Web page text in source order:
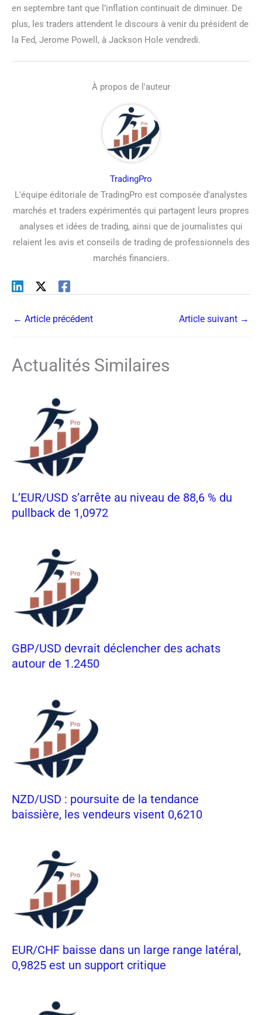
en septembre tant que l’inflation continuait de diminuer. De
plus, les traders attendent le discours à venir du président de
la Fed, Jerome Powell, à Jackson Hole vendredi.
À propos de l'auteur
TradingPro
L'équipe éditoriale de TradingPro est composée d'analystes
marchés et traders expérimentés qui partagent leurs propres
analyses et idées de trading, ainsi que de journalistes qui
relaient les avis et conseils de trading de professionnels des
marchés financiers.
← Article précédent Article suivant →
Actualités Similaires
L’EUR/USD s’arrête au niveau de 88,6 % du
pullback de 1,0972
GBP/USD devrait déclencher des achats
autour de 1.2450
NZD/USD : poursuite de la tendance
baissière, les vendeurs visent 0,6210
EUR/CHF baisse dans un large range latéral,
0,9825 est un support critique